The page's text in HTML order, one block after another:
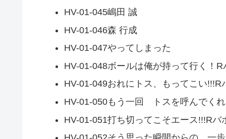
HV-01-045嶋田 誠
HV-01-046森 行成
HV-01-047やってしまった
HV-01-048ボールは俺が持って行く！R
HV-01-049おれにトス、もってこい!!!R
HV-01-050もう一回 トスを呼んでく
HV-01-051打ち切ってこそエース!!!Rバ